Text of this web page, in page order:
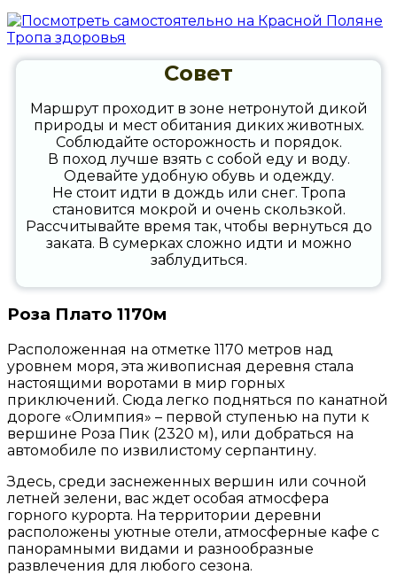
Совет
Маршрут проходит в зоне нетронутой дикой
природы и мест обитания диких животных.
Соблюдайте осторожность и порядок.
В поход лучше взять с собой еду и воду.
Одевайте удобную обувь и одежду.
Не стоит идти в дождь или снег. Тропа
становится мокрой и очень скользкой.
Рассчитывайте время так, чтобы вернуться до
заката. В сумерках сложно идти и можно
заблудиться.
Роза Плато 1170м
Расположенная на отметке 1170 метров над
уровнем моря, эта живописная деревня стала
настоящими воротами в мир горных
приключений. Сюда легко подняться по канатной
дороге «Олимпия» – первой ступенью на пути к
вершине Роза Пик (2320 м), или добраться на
автомобиле по извилистому серпантину.
Здесь, среди заснеженных вершин или сочной
летней зелени, вас ждет особая атмосфера
горного курорта. На территории деревни
расположены уютные отели, атмосферные кафе с
панорамными видами и разнообразные
развлечения для любого сезона.